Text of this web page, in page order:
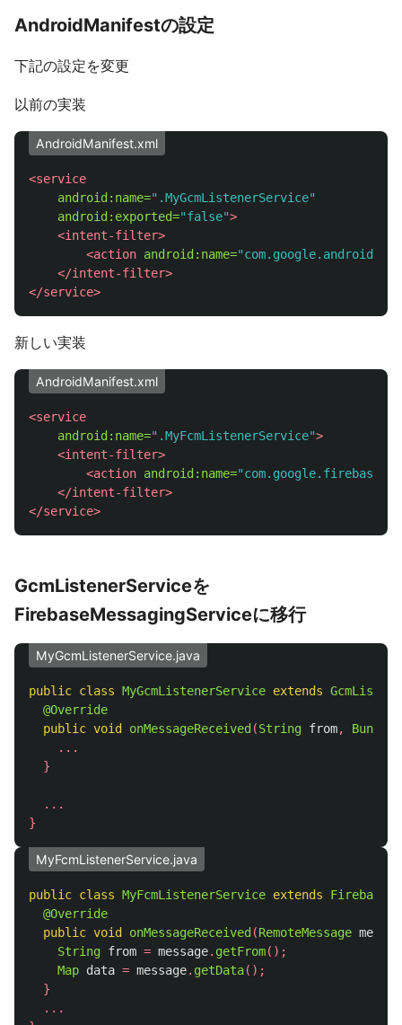
AndroidManifestの設定
下記の設定を変更
以前の実装
AndroidManifest.xml
<service
android:name=".MyGcmListenerService"
android:exported="false">
<intent-filter>
<action android:name=
</intent-filter>
</service>
新しい実装
AndroidManifest.xml
<service
android:name=".MyFcmListenerService">
<intent-filter>
<action android:name=
</intent-filter>
</service>
GcmListenerServiceを
FirebaseMessagingServiceに移行
MyGcmListenerService.java
public class MyGcmListenerService extends
@Override
public void onMessageReceived (String from,
Bundle
...
}
...
}
MyFcmListenerService.java
public class MyFcmListenerService extends
@Override
public void onMessageReceived (RemoteMessage
String from = message. getFrom();
Map data = message. getData();
}
...